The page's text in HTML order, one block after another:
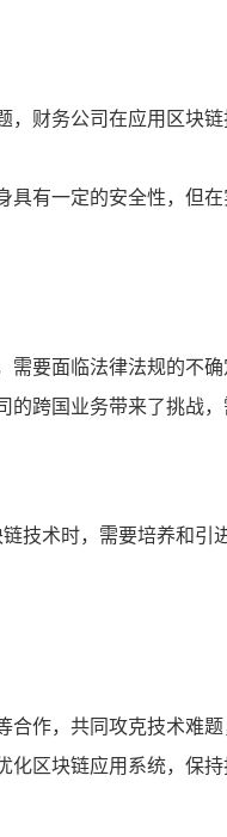
财务公司在应用区块
有一定的安全性，
要面临法律法规的不确
跨国业务带来了挑战
技术时，需要培养和
作，共同攻克技术难
区块链应用系统，保持